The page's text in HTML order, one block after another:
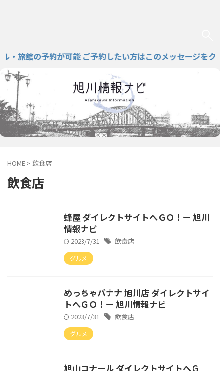
旅館の予約が可能 ご予約したい方はこのメッセージをクリ
HOME > 飲食店
飲食店
蜂屋 ダイレクトサイトへＧＯ！ー 旭川
情報ナビ
2023/7/31 飲食店
グルメ
めっちゃバナナ 旭川店 ダイレクトサイ
トへＧＯ！ー 旭川情報ナビ
2023/7/31 飲食店
グルメ
旭山コナール ダイレクトサイトへＧ